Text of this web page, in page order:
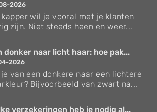
2026
kapper wil je vooral met je klanten
zijn. Niet steeds heen en weer...
donker naar licht haar: hoe pak...
2026
je van een donkere naar een lichtere
Bijvoorbeeld van zwart na...
verzekeringen heb je nodig al...